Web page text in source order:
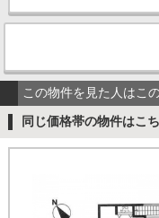
この物件を見た人はこ
同じ価格帯の物件はこ